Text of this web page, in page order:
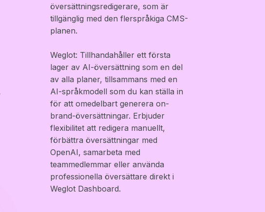
översättningsredigerare, som är
tillgänglig med den flerspråkiga CMS-
planen.
Weglot: Tillhandahåller ett första
lager av AI-översättning som en del
av alla planer, tillsammans med en
AI-språkmodell som du kan ställa in
för att omedelbart generera on-
brand-översättningar. Erbjuder
flexibilitet att redigera manuellt,
förbättra översättningar med
OpenAI, samarbeta med
teammedlemmar eller använda
professionella översättare direkt i
Weglot Dashboard.